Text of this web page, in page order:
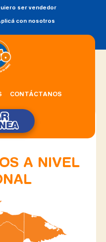
ser vendedor
con nosotros
CONTÁCTANOS
A NIVEL